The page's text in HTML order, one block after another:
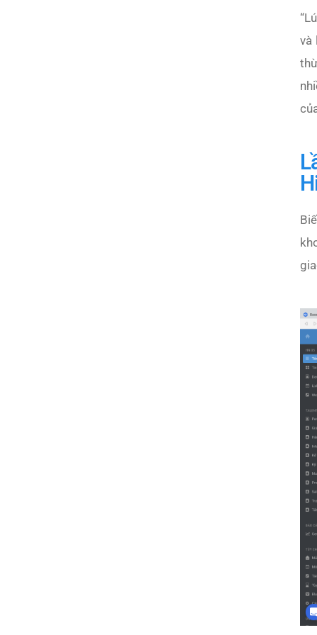
“
và